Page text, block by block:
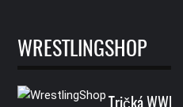
WRESTLINGSHOP
Tričká WWE